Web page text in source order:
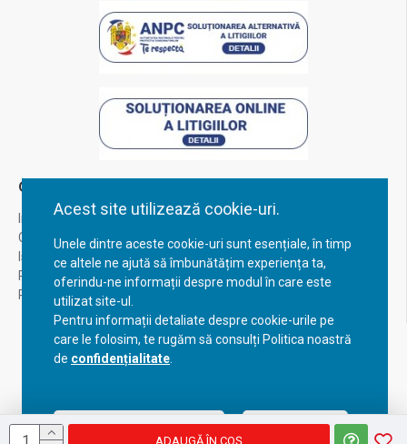
Acest site utilizează cookie-uri.
Unele dintre aceste cookie-uri sunt esențiale, în timp
ce altele ne ajută să îmbunătățim experiența ta,
oferindu-ne informații despre modul în care este
utilizat site-ul.
Pentru informații detaliate despre cookie-urile pe
care le folosim, te rugăm să consulți Politica noastră
de confidențialitate
Acceptă setările curente Configurează
ADAUGĂ ÎN COŞ
Contul Meu
Inregistrare
Contul meu
Istoric comenzi
Recuperare parola
Returnare produs